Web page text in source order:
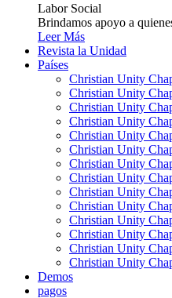
Labor Social
Brindamos apoyo a
Leer Más
Revista la Unidad
Países
Christian Unity
Christian Unity
Christian Unity
Christian Unity
Christian Unity
Christian Unity
Christian Unity
Christian Unity
Christian Unity
Christian Unity
Christian Unity
Christian Unity
Christian Unity
Christian Unity
Demos
pagos